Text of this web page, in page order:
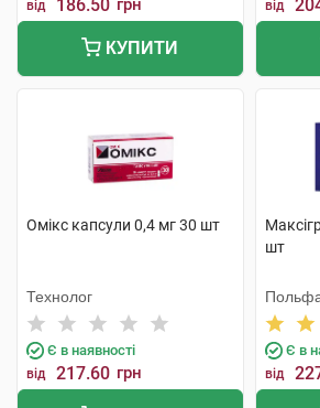
від 186.50 грн
КУПИТИ
від
Омікс капсули 0,4 мг 30 шт
Технолог
Є в наявності
від 217.60 грн
шт
Є в
від